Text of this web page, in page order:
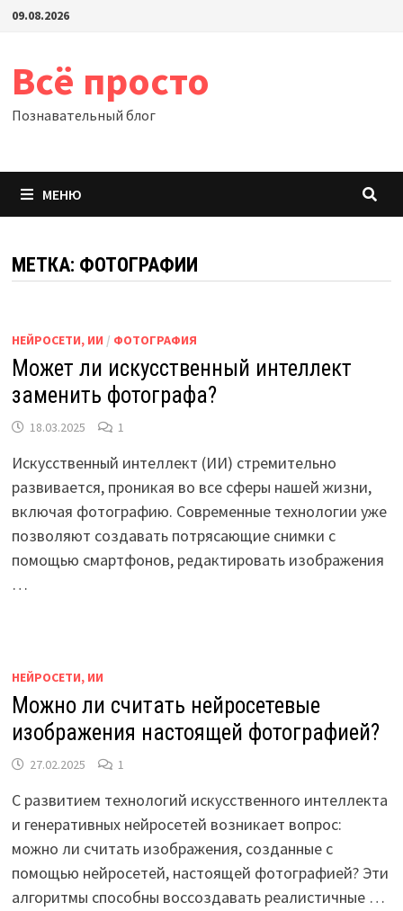
Перейти
09.08.2026
Всё просто
Познавательный блог
МЕНЮ
МЕТКА: ФОТОГРАФИИ
НЕЙРОСЕТИ, ИИ / ФОТОГРАФИЯ
Может ли искусственный интеллект
заменить фотографа?
18.03.2025 1
Искусственный интеллект (ИИ) стремительно
развивается, проникая во все сферы нашей жизни,
включая фотографию. Современные технологии уже
позволяют создавать потрясающие снимки с
помощью смартфонов, редактировать изображения
…
НЕЙРОСЕТИ, ИИ
Можно ли считать нейросетевые
изображения настоящей фотографией?
27.02.2025 1
С развитием технологий искусственного интеллекта
и генеративных нейросетей возникает вопрос:
можно ли считать изображения, созданные с
помощью нейросетей, настоящей фотографией? Эти
алгоритмы способны воссоздавать реалистичные …